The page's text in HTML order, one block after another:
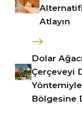
Atlayın
Dolar
Çerçeveyi
Yöntemiyle
Bölgesine